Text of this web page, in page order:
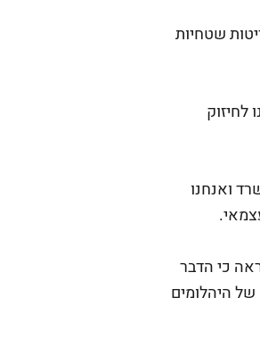
שטחיות
לחיזוק
ואנחנו
כי הדבר
של היהלומים